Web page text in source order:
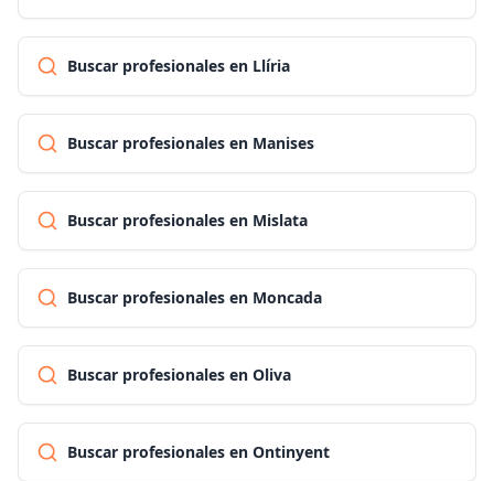
Buscar profesionales en Llíria
Buscar profesionales en Manises
Buscar profesionales en Mislata
Buscar profesionales en Moncada
Buscar profesionales en Oliva
Buscar profesionales en Ontinyent